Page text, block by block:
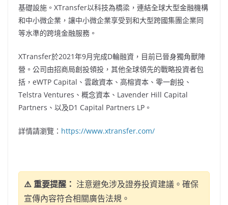
基礎設施。XTransfer以科技為橋梁，連結全球大型金融機構
和中小微企業，讓中小微企業享受到和大型跨國集團企業同
等水準的跨境金融服務。
XTransfer於2021年9月完成D輪融資，目前已晉身獨角獸陣
營。公司由招商局創投領投，其他全球領先的戰略投資者包
括，eWTP Capital、雲啟資本、高榕資本、零一創投、
Telstra Ventures、概念資本、Lavender Hill Capital
Partners、以及D1 Capital Partners LP。
詳情請瀏覽： https://www.xtransfer.com/
⚠️ 重要提醒： 注意避免涉及證券投資建議。確保
宣傳內容符合相關廣告法規。